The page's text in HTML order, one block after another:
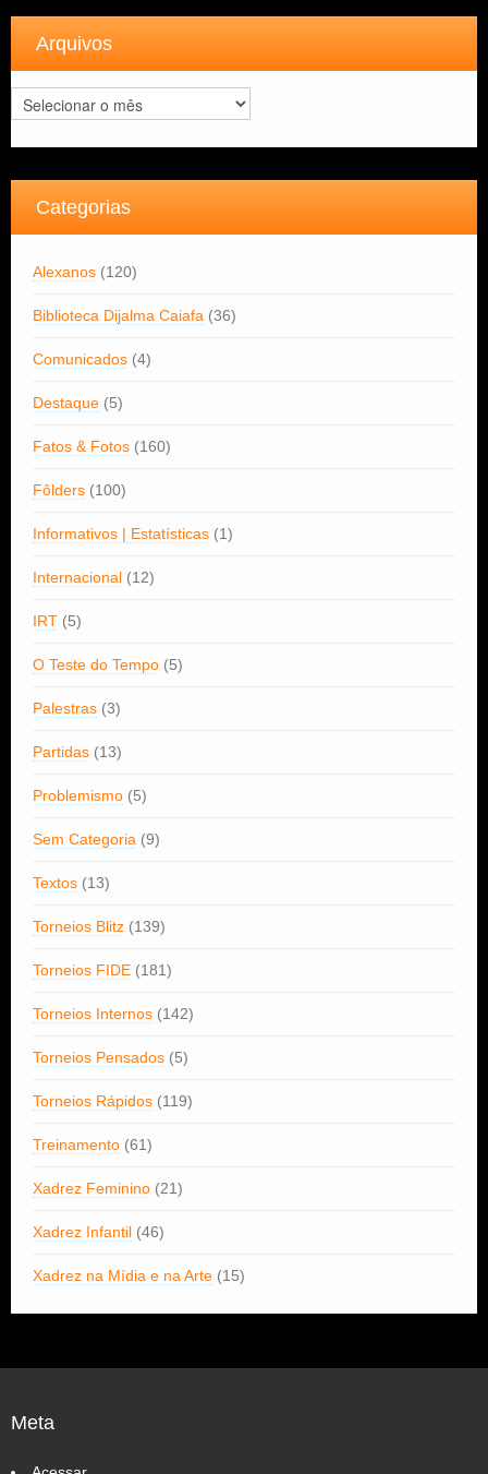
Arquivos
Arquivos
Categorias
Alexanos (120)
Biblioteca Dijalma Caiafa (36)
Comunicados (4)
Destaque (5)
Fatos & Fotos (160)
Fôlders (100)
Informativos | Estatísticas (1)
Internacional (12)
IRT (5)
O Teste do Tempo (5)
Palestras (3)
Partidas (13)
Problemismo (5)
Sem Categoria (9)
Textos (13)
Torneios Blitz (139)
Torneios FIDE (181)
Torneios Internos (142)
Torneios Pensados (5)
Torneios Rápidos (119)
Treinamento (61)
Xadrez Feminino (21)
Xadrez Infantil (46)
Xadrez na Mídia e na Arte (15)
Meta